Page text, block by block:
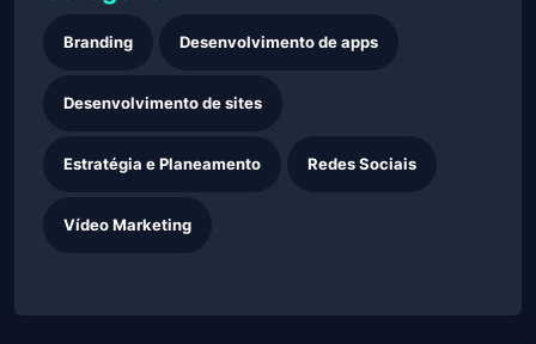
Branding Desenvolvimento de apps
Desenvolvimento de sites
Estratégia e Planeamento Redes Sociais
Vídeo Marketing